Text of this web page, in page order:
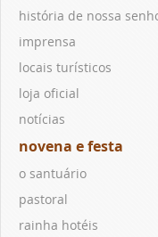
história de nossa
imprensa
locais turísticos
loja oficial
notícias
novena e festa
o santuário
pastoral
rainha hotéis